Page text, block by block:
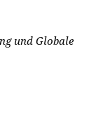
und Globale